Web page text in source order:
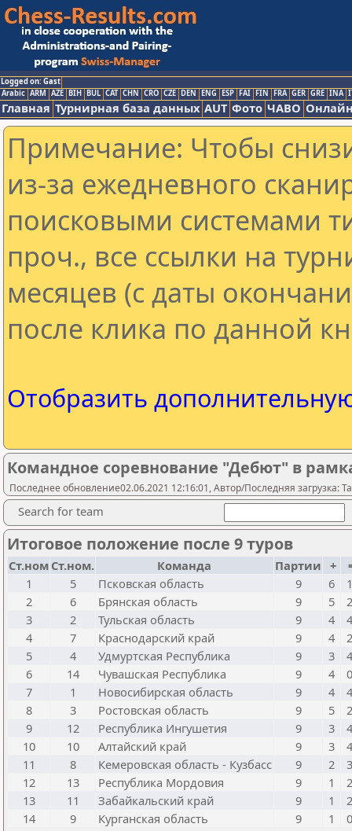
Logged on: Gast
Arabic ARM AZE BIH BUL CAT CHN CRO CZE DEN ENG ESP FAI FIN FRA GER GRE INA
Главная Турнирная база данных AUT Фото ЧАВО
Примечание: Чтобы
из-за ежедневного
поисковыми системами
проч., все ссылки на
месяцев (с даты
после клика по данной
Отобразить
Командное соревнование "Дебют" в
Последнее обновление02.06.2021 12:16:01, Автор/Последняя загрузка:
Search for team
Итоговое положение после 9 туров
Ст.ном Ст.ном. Команда Партии +
1
5 Псковская область 9 6
2
6 Брянская область 9 5
3
2 Тульская область 9 4
4
7 Краснодарский край 9 4
5
4 Удмуртская Республика 9 3
6
14 Чувашская Республика 9 4
7
1 Новосибирская область 9 4
8
3 Ростовская область 9 5
9
12 Республика Ингушетия 9 3
10
10 Алтайский край 9 3
11
8 Кемеровская область - Кузбасс 9 2
12
13 Республика Мордовия 9 1
13
11 Забайкальский край 9 1
14
9 Курганская область 9 1